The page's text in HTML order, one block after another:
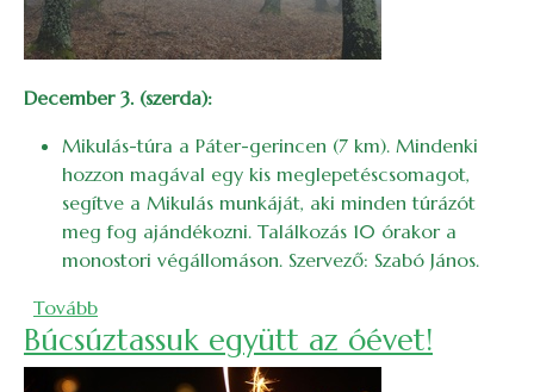
December 3. (szerda):
Mikulás-túra a Páter-gerincen (7 km). Mindenki
hozzon magával egy kis meglepetéscsomagot,
segítve a Mikulás munkáját, aki minden túrázót
meg fog ajándékozni. Találkozás 10 órakor a
monostori végállomáson. Szervező: Szabó János.
Tovább(2025. decemberi bakancslista)
Búcsúztassuk együtt az óévet!